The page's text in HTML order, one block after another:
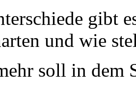
gibt
und wie
soll in dem